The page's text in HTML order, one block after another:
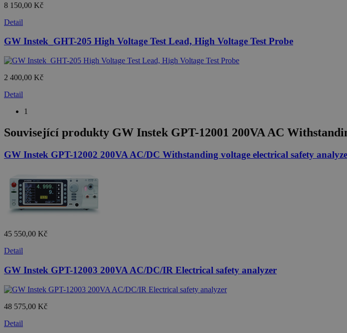
8 150,00 Kč
Detail
GW Instek_GHT-205 High Voltage Test Lead, High Voltage Test Probe
2 400,00 Kč
Detail
1
Související produkty GW Instek GPT-12001 200VA AC
GW Instek GPT-12002 200VA AC/DC Withstanding voltage electrical safety
45 550,00 Kč
Detail
GW Instek GPT-12003 200VA AC/DC/IR Electrical safety analyzer
48 575,00 Kč
Detail